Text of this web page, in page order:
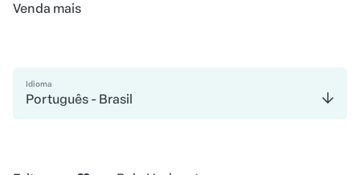
Venda mais
Idioma
Português - Brasil